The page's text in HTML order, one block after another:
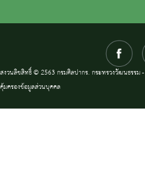
สงวนลิขสิทธิ์ © 2563 กรมศิลปากร. กระทรวงวัฒนธรรม -
คุ้มครองข้อมูลส่วนบุคคล